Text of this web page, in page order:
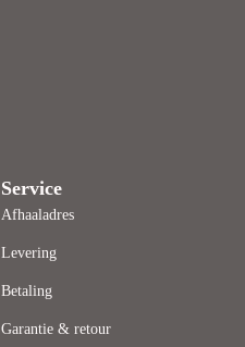
Service
Afhaaladres
Levering
Betaling
Garantie & retour